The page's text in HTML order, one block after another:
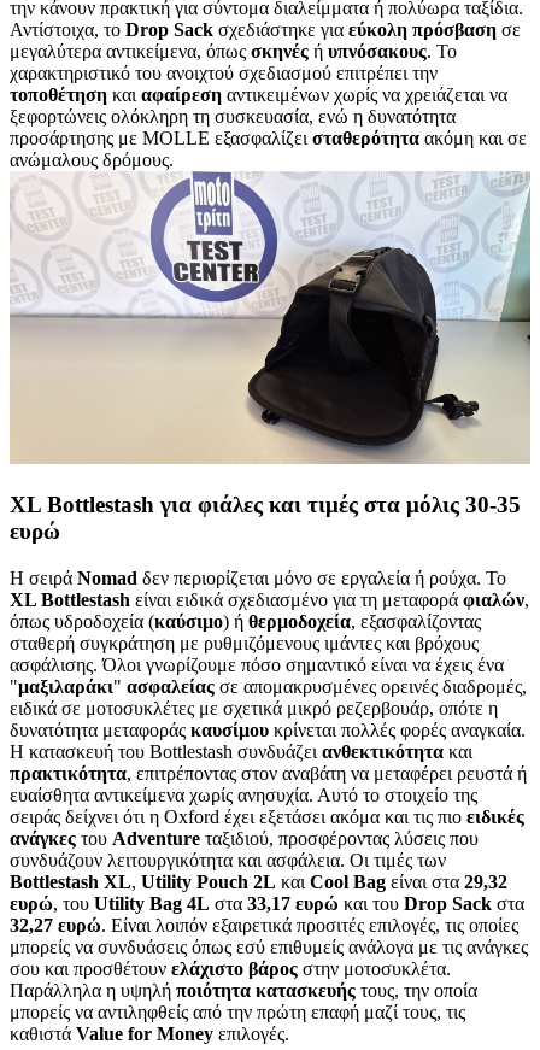
την κάνουν πρακτική για σύντομα διαλείμματα ή πολύωρα ταξίδια.
Αντίστοιχα, το Drop Sack σχεδιάστηκε για εύκολη πρόσβαση σε
μεγαλύτερα αντικείμενα, όπως σκηνές ή υπνόσακους. Το
χαρακτηριστικό του ανοιχτού σχεδιασμού επιτρέπει την
τοποθέτηση και αφαίρεση αντικειμένων χωρίς να χρειάζεται να
ξεφορτώνεις ολόκληρη τη συσκευασία, ενώ η δυνατότητα
προσάρτησης με MOLLE εξασφαλίζει σταθερότητα ακόμη και σε
ανώμαλους δρόμους.
XL Bottlestash για φιάλες και τιμές στα μόλις 30-35
ευρώ
Η σειρά Nomad δεν περιορίζεται μόνο σε εργαλεία ή ρούχα. Το
XL Bottlestash είναι ειδικά σχεδιασμένο για τη μεταφορά φιαλών,
όπως υδροδοχεία (καύσιμο) ή θερμοδοχεία, εξασφαλίζοντας
σταθερή συγκράτηση με ρυθμιζόμενους ιμάντες και βρόχους
ασφάλισης. Όλοι γνωρίζουμε πόσο σημαντικό είναι να έχεις ένα
"μαξιλαράκι" ασφαλείας σε απομακρυσμένες ορεινές διαδρομές,
ειδικά σε μοτοσυκλέτες με σχετικά μικρό ρεζερβουάρ, οπότε η
δυνατότητα μεταφοράς καυσίμου κρίνεται πολλές φορές αναγκαία.
Η κατασκευή του Bottlestash συνδυάζει ανθεκτικότητα και
πρακτικότητα, επιτρέποντας στον αναβάτη να μεταφέρει ρευστά ή
ευαίσθητα αντικείμενα χωρίς ανησυχία. Αυτό το στοιχείο της
σειράς δείχνει ότι η Oxford έχει εξετάσει ακόμα και τις πιο ειδικές
ανάγκες του Adventure ταξιδιού, προσφέροντας λύσεις που
συνδυάζουν λειτουργικότητα και ασφάλεια. Οι τιμές των
Bottlestash XL, Utility Pouch 2L και Cool Bag είναι στα 29,32
ευρώ, του Utility Bag 4L στα 33,17 ευρώ και του Drop Sack στα
32,27 ευρώ. Είναι λοιπόν εξαιρετικά προσιτές επιλογές, τις οποίες
μπορείς να συνδυάσεις όπως εσύ επιθυμείς ανάλογα με τις ανάγκες
σου και προσθέτουν ελάχιστο βάρος στην μοτοσυκλέτα.
Παράλληλα η υψηλή ποιότητα κατασκευής τους, την οποία
μπορείς να αντιληφθείς από την πρώτη επαφή μαζί τους, τις
καθιστά Value for Money επιλογές.